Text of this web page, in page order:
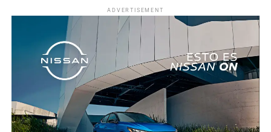
destacó la importancia de la victoria, mientras que el
técnico argentino subrayó la dificultad del encuentro y
valoró la clasificación del equipo a la siguiente ronda.
ADVERTISEMENT